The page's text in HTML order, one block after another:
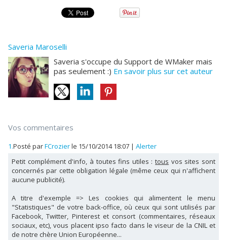
Saveria Maroselli
Saveria s'occupe du Support de WMaker mais
pas seulement :) En savoir plus sur cet auteur
Vos commentaires
1.Posté parFCrozierle 15/10/2014 18:07 | Alerter
Petit complément d'info, à toutes fins utiles :tous vos sites sont
concernés par cette obligation légale (même ceux qui n'affichent
aucune publicité).
A titre d'exemple => Les cookies qui alimentent le menu
"Statistiques" de votre back-office, où ceux qui sont utilisés par
Facebook, Twitter, Pinterest et consort (commentaires, réseaux
sociaux, etc), vous placent ipso facto dans le viseur de la CNIL et
de notre chère Union Européenne...